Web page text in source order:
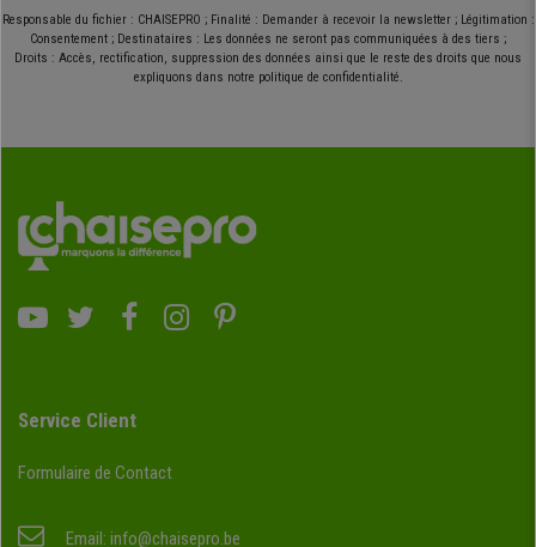
Responsable du fichier : CHAISEPRO ; Finalité : Demander à recevoir la newsletter ; Légitimation :
Consentement ; Destinataires : Les données ne seront pas communiquées à des tiers ;
Droits : Accès, rectification, suppression des données ainsi que le reste des droits que nous
expliquons dans notre politique de confidentialité.
Service Client
Formulaire de Contact
Email: info@chaisepro.be